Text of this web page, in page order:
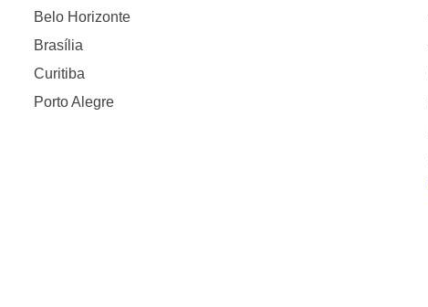
Belo Horizonte
Brasília
Curitiba
Porto Alegre